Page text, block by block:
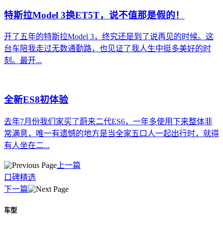
特斯拉Model 3换ET5T，说不值那是假的！
开了五年的特斯拉Model 3，终究还是到了说再见的时候。这
台车陪我走过无数通勤路，也见证了我人生中挺多美好的时
刻。最开...
全新ES8初体验
去年7月份我们家买了蔚来二代ES6，一年多使用下来整体非
常满意，唯一有遗憾的地方是当全家五口人一起出行时，就得
有人坐在二...
上一篇
口碑精选
下一篇
车型